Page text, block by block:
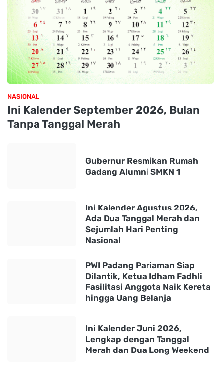
NASIONAL
Ini Kalender September 2026, Bulan
Tanpa Tanggal Merah
Gubernur Resmikan Rumah
Gadang Alumni SMKN 1
Ini Kalender Agustus 2026,
Ada Dua Tanggal Merah dan
Sejumlah Hari Penting
Nasional
PWI Padang Pariaman Siap
Dilantik, Ketua Idham Fadhli
Fasilitasi Anggota Naik Kereta
hingga Uang Belanja
Ini Kalender Juni 2026,
Lengkap dengan Tanggal
Merah dan Dua Long Weekend